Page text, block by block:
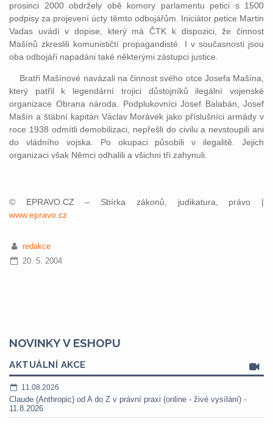
prosinci 2000 obdržely obě komory parlamentu petici s 1500
podpisy za projevení úcty těmto odbojářům. Iniciátor petice Martin
Vadas uvádí v dopise, který má ČTK k dispozici, že činnost
Mašínů zkreslili komunističtí propagandisté. I v současnosti jsou
oba odbojáři napadáni také některými zástupci justice.
Bratři Mašínové navázali na činnost svého otce Josefa Mašína,
který patřil k legendární trojici důstojníků ilegální vojenské
organizace Obrana národa. Podplukovníci Josef Balabán, Josef
Mašín a štábní kapitán Václav Morávek jako příslušníci armády v
roce 1938 odmítli demobilizaci, nepřešli do civilu a nevstoupili ani
do vládního vojska. Po okupaci působili v ilegalitě. Jejich
organizaci však Němci odhalili a všichni tři zahynuli.
© EPRAVO.CZ – Sbírka zákonů, judikatura, právo |
www.epravo.cz
redakce
20. 5. 2004
NOVINKY V ESHOPU
AKTUÁLNÍ AKCE
11.08.2026
Claude (Anthropic) od A do Z v právní praxi (online - živé vysílání) -
11.8.2026